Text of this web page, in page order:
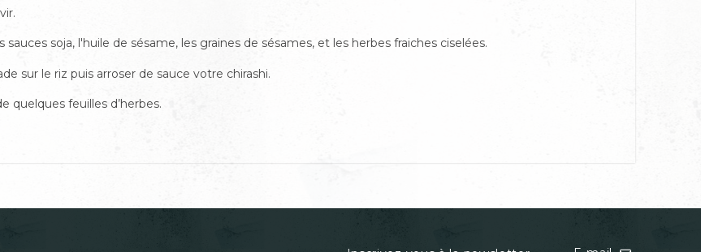
soja, l'huile de sésame, les graines de sésames, et les herbes fraiches ciselées.
sur le riz puisarroser de sauce votre chirashi.
quelques feuilles d’herbes.